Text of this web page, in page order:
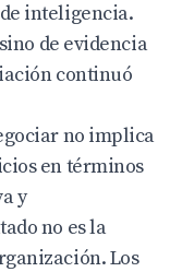
inteligencia.
de evidencia
continuó
no implica
en términos
y
no es la
Los